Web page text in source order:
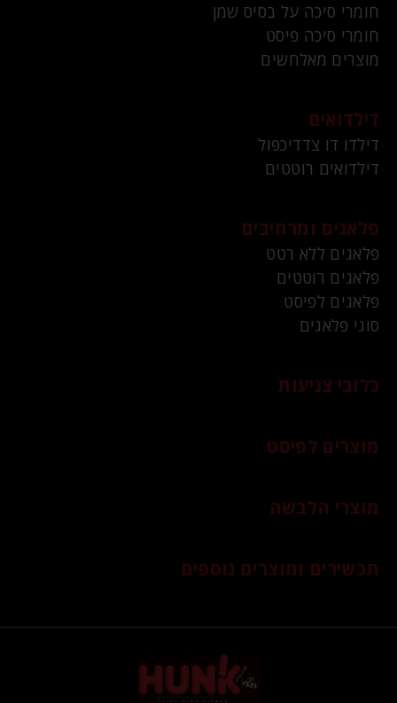
חומרי סיכה על בסיס שמן
חומרי סיכה פיסט
מוצרים מאלחשים
דילדואים
דילדו דו צדדיכפול
דילדואים רוטטים
פלאגים ומרחיבים
פלאגים ללא רטט
פלאגים רוטטים
פלאגים לפיסט
סוגי פלאגים
כלובי צניעות
מוצרים לפיסט
מוצרי הלבשה
תכשירים ומוצרים נוספים